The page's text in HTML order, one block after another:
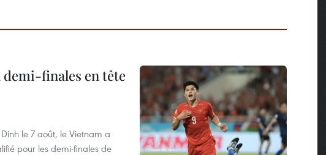
demi-finales en tête
le 7 août, le Vietnam a
pour les demi-finales de